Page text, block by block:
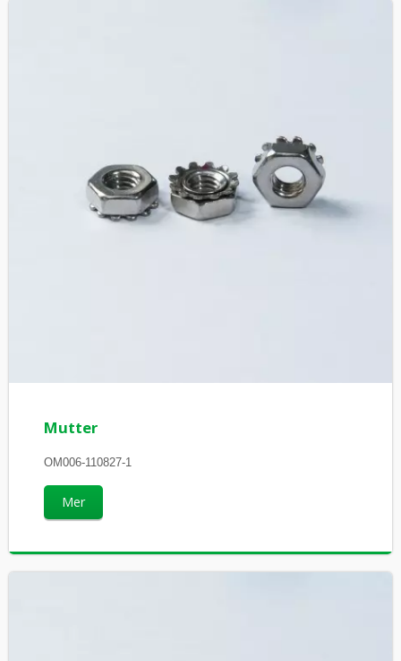
Mutter
OM006-110827-1
Mer